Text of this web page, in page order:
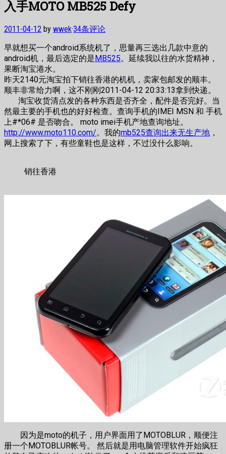
入手MOTO MB525 Defy
2011-04-12 by wwek·34条评论
早就想买一个android系统机了，思量再三选出几款中意的
android机，最后选定的是 MB525。延续我以往的水货精神，
果断淘宝港水。
昨天2140元淘宝拍下销往香港的机机，卖家包邮发的顺丰。
顺丰非常给力啊，这不刚刚2011-04-12 20:33:13拿到快递。
淘宝收货清点发的各种东西是否齐全，配件是否完好。当
然最主要的手机也的好好检查。查询手机的IMEI MSN 和 手机
上#*06# 是否吻合。 moto imei手机产地查询地址。
http://www.moto110.com/。我的mb525查询出来无生产地 ，
网上搜索了下，有些童鞋也是这样，不过没什么影响。
销往香港
因为是moto的机子，用户界面用了MOTOBLUR，顺便注
册一个MOTOBLUR帐号。 然后就是用电脑管理软件开始疯狂